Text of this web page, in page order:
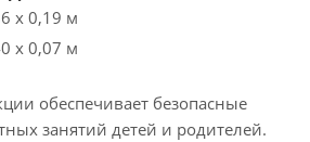
х 0,19 м
x 0,07 м
обеспечивает безопасные
занятий детей и родителей.